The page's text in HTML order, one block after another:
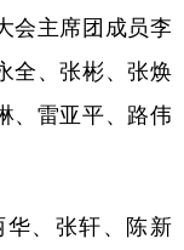
主席团成员李
全、张彬、张焕
、雷亚平、路伟
、张轩、陈新